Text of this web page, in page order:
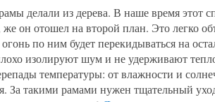
делали из дерева. В наше время этот
же он отошел на второй план. Это легко
по ним будет перекидываться на
изолируют шум и не удерживают
температуры: от влажности и
За такими рамами нужен тщательный